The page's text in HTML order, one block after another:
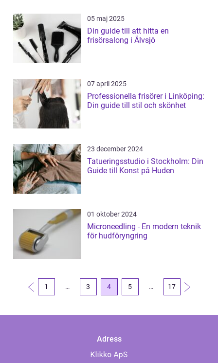
05 maj 2025
Din guide till att hitta en
frisörsalong i Älvsjö
07 april 2025
Professionella frisörer i Linköping:
Din guide till stil och skönhet
23 december 2024
Tatueringsstudio i Stockholm: Din
Guide till Konst på Huden
01 oktober 2024
Microneedling - En modern teknik
för hudföryngring
1 … 3 4 5 … 17
Adress